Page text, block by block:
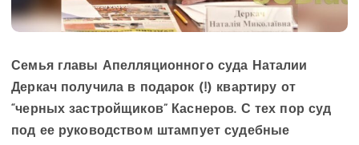
Семья главы Апелляционного суда Наталии
Деркач получила в подарок (!) квартиру от
“черных застройщиков” Каснеров. С тех пор суд
под ее руководством штампует судебные